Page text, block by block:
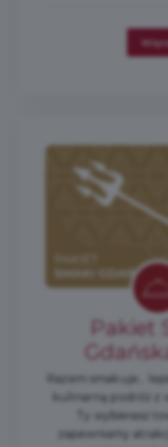
Pakiet
Razem smakuje...
kulinarną podróż z
Ty wybierasz
zapewniamy